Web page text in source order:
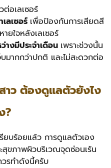
ต่อเลเซอร์
ลเซอร์ เพื่อป้องกันการเสียดสี
ยใจหลังเลเซอร์
างมีประจำเดือน เพราะช่วงนั้น
มากกว่าปกติ และไม่สะดวกต่อ
าว ต้องดูแลตัวยังไง
?
ยบร้อยแล้ว การดูแลตัวเอง
ขภาพผิวบริเวณจุดซ่อนเร้น
รทำดังนี้ครับ